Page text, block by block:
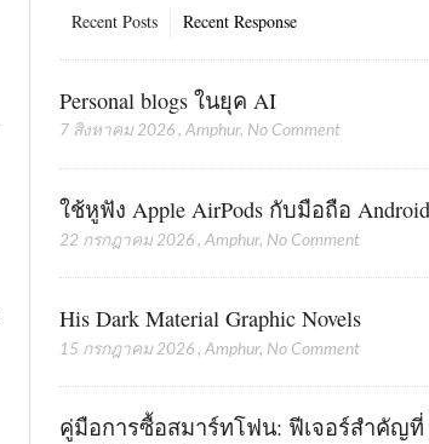
Recent Posts Recent Response
Personal blogs ในยุค AI
7 สิงหาคม 2026 ,Amphur, No Comment
ใช้หูฟัง Apple AirPods กับมือถือ Android
22 กรกฎาคม 2026 ,Amphur, No Comment
His Dark Material Graphic Novels
15 กรกฎาคม 2026 ,Amphur, No Comment
คู่มือการซื้อสมาร์ทโฟน: ฟีเจอร์สำคัญที่